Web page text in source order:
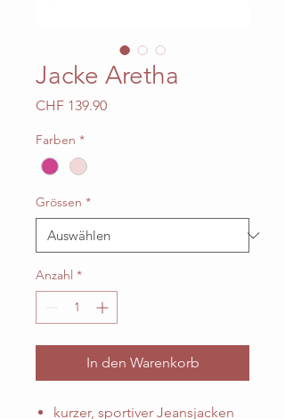
Jacke Aretha
CHF 139.90Preis
Farben *
Grössen *
Anzahl *
In den Warenkorb
kurzer, sportiver Jeansjacken